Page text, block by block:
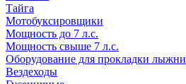
Тайга
Мотобуксировщики
Мощность до 7 л.с.
Мощность свыше 7 л.с.
Оборудование для прокладки лыжни
Вездеходы